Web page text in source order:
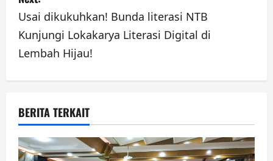
n
a
v
i
g
Usai dikukuhkan! Bunda literasi NTB
Kunjungi Lokakarya Literasi Digital di
Lembah Hijau!
BERITA TERKAIT